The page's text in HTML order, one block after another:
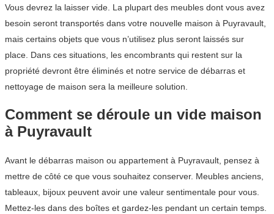
Vous devrez la laisser vide. La plupart des meubles dont vous avez
besoin seront transportés dans votre nouvelle maison à Puyravault,
mais certains objets que vous n’utilisez plus seront laissés sur
place. Dans ces situations, les encombrants qui restent sur la
propriété devront être éliminés et notre service de débarras et
nettoyage de maison sera la meilleure solution.
Comment se déroule un vide maison
à Puyravault
Avant le débarras maison ou appartement à Puyravault, pensez à
mettre de côté ce que vous souhaitez conserver. Meubles anciens,
tableaux, bijoux peuvent avoir une valeur sentimentale pour vous.
Mettez-les dans des boîtes et gardez-les pendant un certain temps.